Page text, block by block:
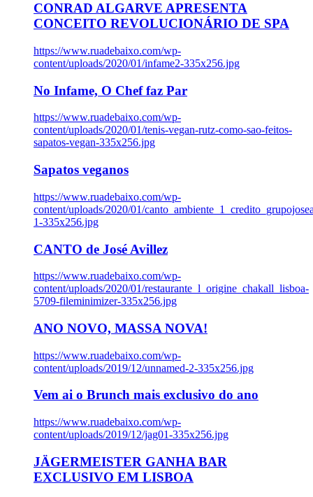
CONRAD ALGARVE APRESENTA
CONCEITO REVOLUCIONÁRIO DE SPA
https://www.ruadebaixo.com/wp-
content/uploads/2020/01/infame2-335x256.jpg
No Infame, O Chef faz Par
https://www.ruadebaixo.com/wp-
content/uploads/2020/01/tenis-vegan-rutz-como-sao-feitos-
sapatos-vegan-335x256.jpg
Sapatos veganos
https://www.ruadebaixo.com/wp-
content/uploads/2020/01/
1-335x256.jpg
CANTO de José Avillez
https://www.ruadebaixo.com/wp-
content/uploads/2020/01/restaurante_l_origine_chakall_lisboa-
5709-fileminimizer-335x256.jpg
ANO NOVO, MASSA NOVA!
https://www.ruadebaixo.com/wp-
content/uploads/2019/12/unnamed-2-335x256.jpg
Vem ai o Brunch mais exclusivo do ano
https://www.ruadebaixo.com/wp-
content/uploads/2019/12/jag01-335x256.jpg
JÄGERMEISTER GANHA BAR
EXCLUSIVO EM LISBOA